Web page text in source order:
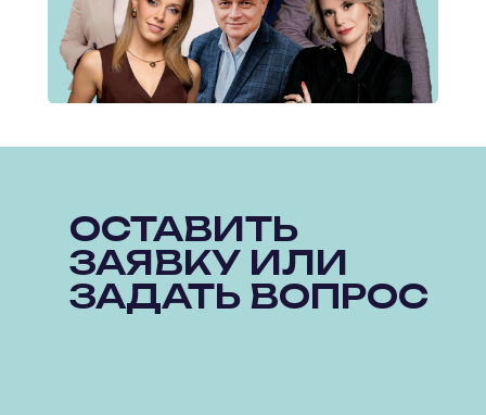
ОСТАВИТЬ
ЗАЯВКУ ИЛИ
ЗАДАТЬ ВОПРОС